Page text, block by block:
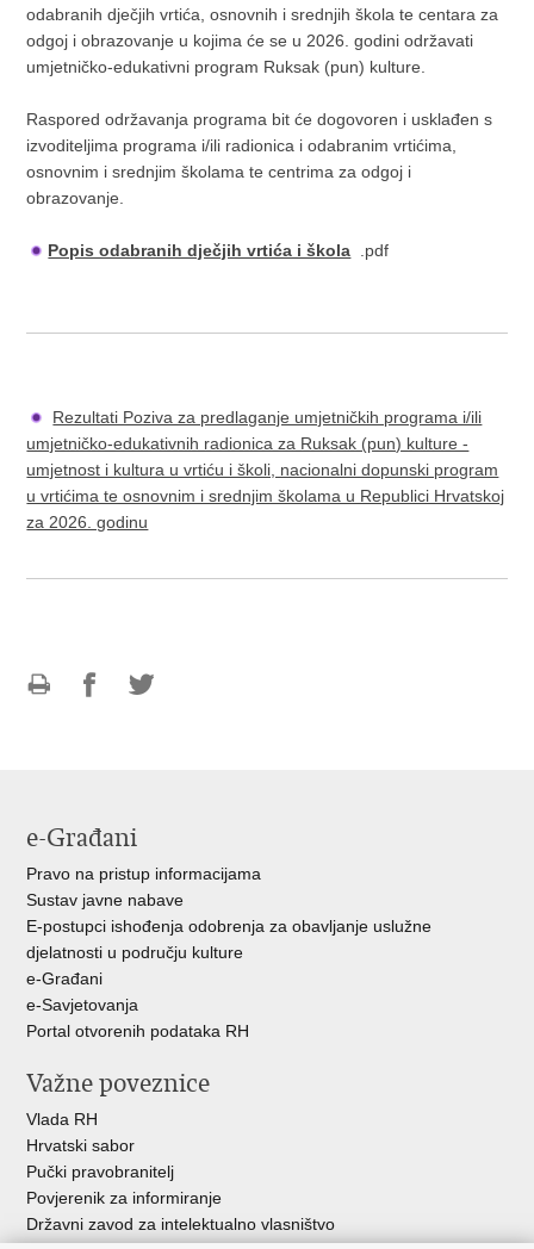
odabranih dječjih vrtića, osnovnih i srednjih škola te centara za
odgoj i obrazovanje u kojima će se u 2026. godini održavati
umjetničko-edukativni program Ruksak (pun) kulture.
Raspored održavanja programa bit će dogovoren i usklađen s
izvoditeljima programa i/ili radionica i odabranim vrtićima,
osnovnim i srednjim školama te centrima za odgoj i
obrazovanje.
Popis odabranih dječjih vrtića i škola .pdf
Rezultati Poziva za predlaganje umjetničkih programa i/ili
umjetničko-edukativnih radionica za Ruksak (pun) kulture -
umjetnost i kultura u vrtiću i školi, nacionalni dopunski program
u vrtićima te osnovnim i srednjim školama u Republici Hrvatskoj
za 2026. godinu
e-Građani
Pravo na pristup informacijama
Sustav javne nabave
E-postupci ishođenja odobrenja za obavljanje uslužne
djelatnosti u području kulture
e-Građani
e-Savjetovanja
Portal otvorenih podataka RH
Važne poveznice
Vlada RH
Hrvatski sabor
Pučki pravobranitelj
Povjerenik za informiranje
Državni zavod za intelektualno vlasništvo